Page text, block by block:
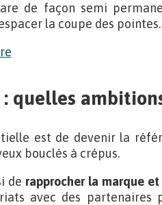
de façon semi
la coupe des pointes.
quelles
est de devenir la
bouclés à crépus.
de rapprocher la marque
avec des